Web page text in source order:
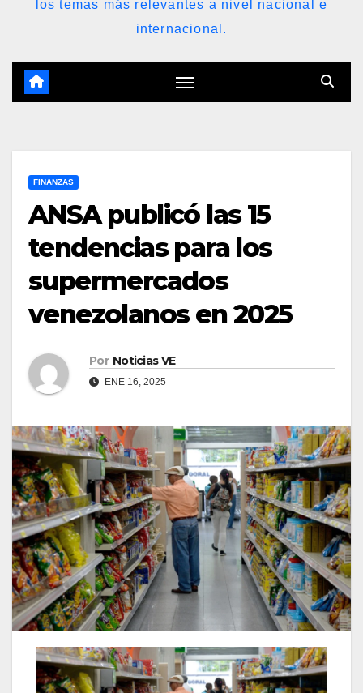
los temas más relevantes a nivel nacional e
internacional.
FINANZAS
ANSA publicó las 15
tendencias para los
supermercados
venezolanos en 2025
Por Noticias VE
ENE 16, 2025